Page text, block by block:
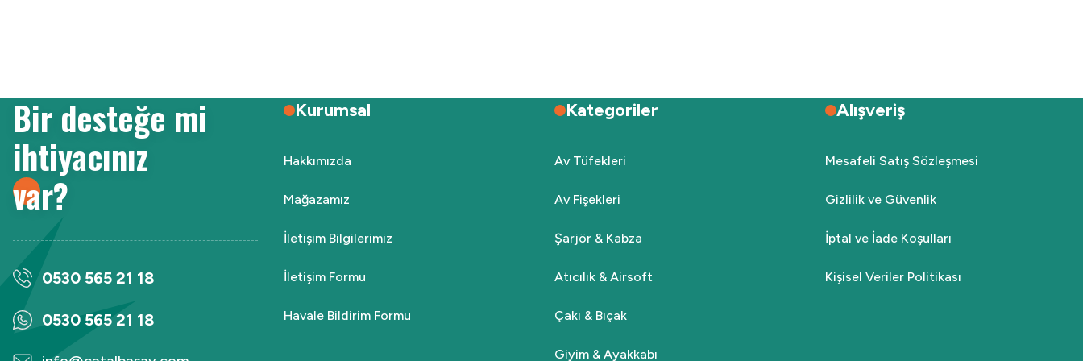
Bu ürüne benzer farklı alternatifler olmalı.
Bir desteğe mi
ihtiyacınız
var?
0530 565 21 18
0530 565 21 18
Kurumsal
Hakkımızda
Mağazamız
İletişim Bilgilerimiz
İletişim Formu
Havale Bildirim Formu
Kategoriler
Av Tüfekleri
Av Fişekleri
Şarjör & Kabza
Atıcılık & Airsoft
Çakı & Bıçak
Giyim & Ayakkabı
Alışveriş
Mesafeli Satış Sözleşmesi
Gizlilik ve Güvenlik
İptal ve İade Koşulları
Kişisel Veriler Politikası